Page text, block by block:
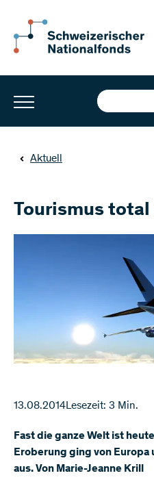
Aktuell
Tourismus
13.08.2014Lesezeit: 3 Min.
Fast die ganze Welt ist
Eroberung ging von Europa
aus. Von Marie-Jeanne Krill